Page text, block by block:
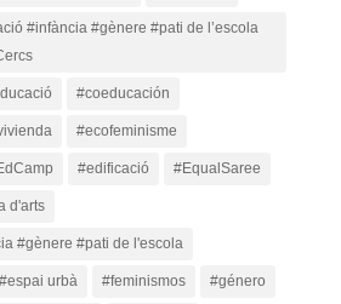
#infància #gènere #pati de l’escola
#coeducación
#ecofeminisme
#edificació #EqualSaree
d'arts
#gènere #pati de l'escola
#espai urbà #feminismos #género